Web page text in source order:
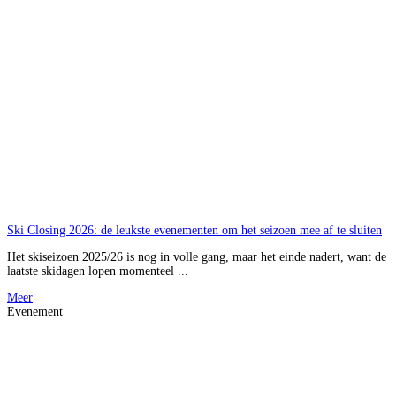
Ski Closing 2026: de leukste evenementen om het seizoen mee af te sluiten
Het skiseizoen 2025/26 is nog in volle gang, maar het einde nadert, want de
laatste skidagen lopen momenteel ...
Meer
Evenement